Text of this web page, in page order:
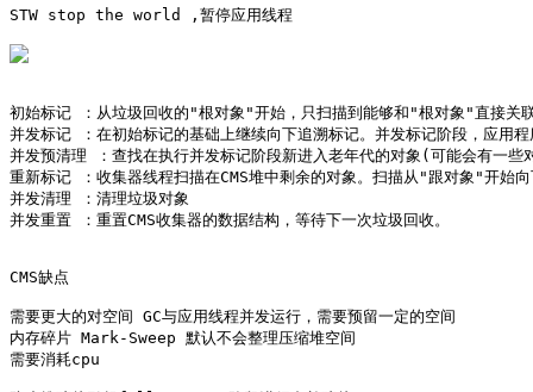
STW stop the world ,暂停应用线程
初始标记 ：从垃圾回收的"根对象"开始，只扫描到能够和"根对象"直接关
并发标记 ：在初始标记的基础上继续向下追溯标记。并发标记阶段，应用
并发预清理 ：查找在执行并发标记阶段新进入老年代的对象(可能会有一
重新标记 ：收集器线程扫描在CMS堆中剩余的对象。扫描从"跟对象"开始
并发清理 ：清理垃圾对象
并发重置 ：重置CMS收集器的数据结构，等待下一次垃圾回收。
CMS缺点
需要更大的对空间 GC与应用线程并发运行，需要预留一定的空间
内存碎片 Mark-Sweep 默认不会整理压缩堆空间
需要消耗cpu